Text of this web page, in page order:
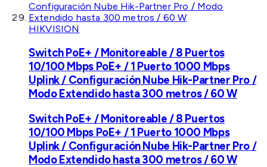
HIKVISION
Switch PoE+ / Monitoreable / 8 Puertos
10/100 Mbps PoE+ / 1 Puerto 1000 Mbps
Uplink / Configuración Nube Hik-Partner Pro /
Modo Extendido hasta 300 metros / 60 W
Switch PoE+ / Monitoreable / 8 Puertos
10/100 Mbps PoE+ / 1 Puerto 1000 Mbps
Uplink / Configuración Nube Hik-Partner Pro /
Modo Extendido hasta 300 metros / 60 W